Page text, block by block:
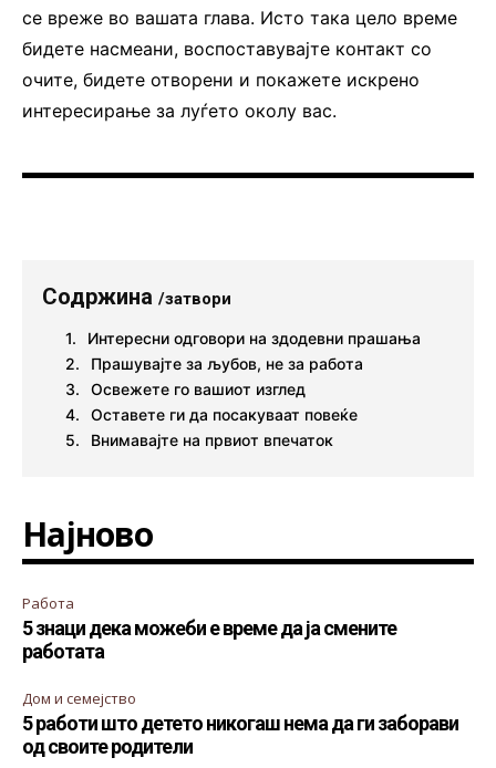
се вреже во вашата глава. Исто така цело време
бидете насмеани, воспоставувајте контакт со
очите, бидете отворени и покажете искрено
интересирање за луѓето околу вас.
Содржина /затвори
Интересни одговори на здодевни прашања
Прашувајте за љубов, не за работа
Освежете го вашиот изглед
Оставете ги да посакуваат повеќе
Внимавајте на првиот впечаток
Најново
Работа
5 знаци дека можеби е време да ја смените
работата
Дом и семејство
5 работи што детето никогаш нема да ги заборави
од своите родители